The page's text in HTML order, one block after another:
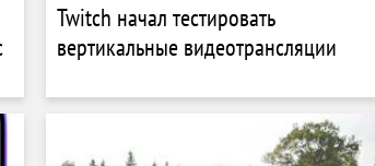
Twitch начал тестировать
вертикальные видеотрансляции